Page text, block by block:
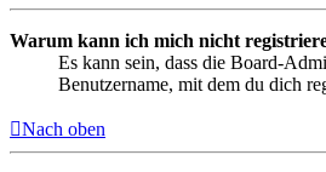
Warum kann ich mich nicht
Es kann sein, dass die Board-
Benutzername, mit dem du dich
Nach oben